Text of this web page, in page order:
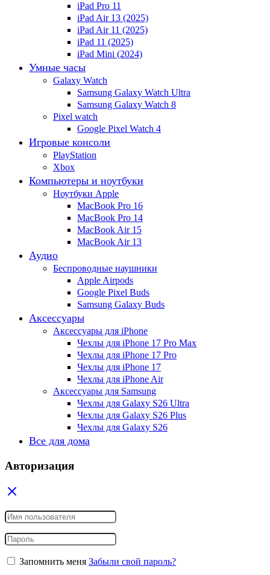
iPad Pro 11
iPad Air 13 (2025)
iPad Air 11 (2025)
iPad 11 (2025)
iPad Mini (2024)
Умные часы
Galaxy Watch
Samsung Galaxy Watch Ultra
Samsung Galaxy Watch 8
Pixel watch
Google Pixel Watch 4
Игровые консоли
PlayStation
Xbox
Компьютеры и ноутбуки
Ноутбуки Apple
MacBook Pro 16
MacBook Pro 14
MacBook Air 15
MacBook Air 13
Аудио
Беспроводные наушники
Apple Airpods
Google Pixel Buds
Samsung Galaxy Buds
Аксессуары
Аксессуары для iPhone
Чехлы для iPhone 17 Pro Max
Чехлы для iPhone 17 Pro
Чехлы для iPhone 17
Чехлы для iPhone Air
Аксессуары для Samsung
Чехлы для Galaxy S26 Ultra
Чехлы для Galaxy S26 Plus
Чехлы для Galaxy S26
Все для дома
Авторизация
Запомнить меня Забыли свой пароль?